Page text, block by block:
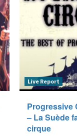
Live Report
Progressive
– La Suède
cirque